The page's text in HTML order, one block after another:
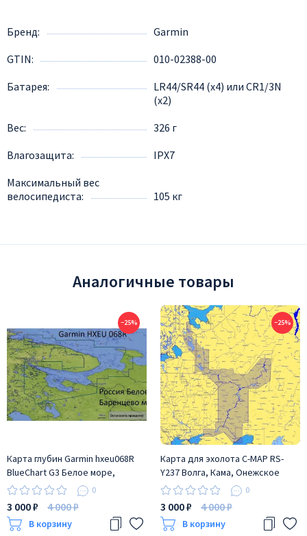
Бренд
Garmin
GTIN
010-02388-00
Батарея
LR44/SR44 (x4) или CR1/3N
(x2)
Вес
326 г
Влагозащита
IPX7
Максимальный вес
велосипедиста
105 кг
Аналогичные товары
−25%
Карта глубин Garmin hxeu068R
BlueChart G3 Белое море,
Баренцево море
0
3 000 ₽ 4 000 ₽
В корзину
−25%
Карта для эхолота C-MAP RS-
Y237 Волга, Кама, Онежское
озеро, и каналы
0
3 000 ₽ 4 000 ₽
В корзину